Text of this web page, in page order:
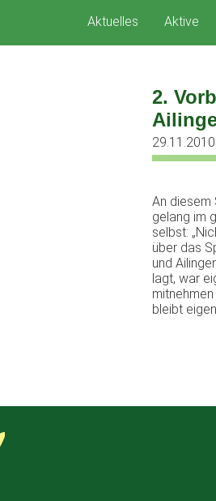
Aktuelles Aktive
2.
29.11.2010
An diesem
gelang im
selbst:
über das
und
lagt, war
bleibt